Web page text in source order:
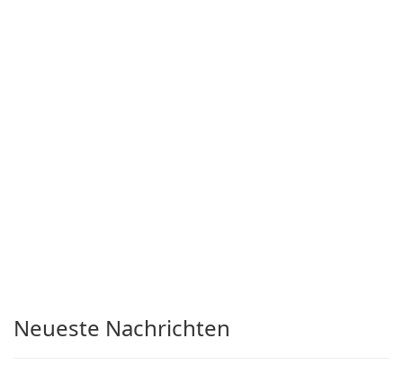
Neueste Nachrichten